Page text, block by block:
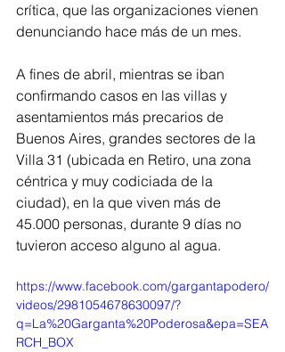
crítica, que las organizaciones vienen
denunciando hace más de un mes.
A fines de abril, mientras se iban
confirmando casos en las villas y
asentamientos más precarios de
Buenos Aires, grandes sectores de la
Villa 31 (ubicada en Retiro, una zona
céntrica y muy codiciada de la
ciudad), en la que viven más de
45.000 personas, durante 9 días no
tuvieron acceso alguno al agua.
https://www.facebook.com/gargantapodero/
videos/2981054678630097/?
q=La%20Garganta%20Poderosa&epa=SEA
RCH_BOX